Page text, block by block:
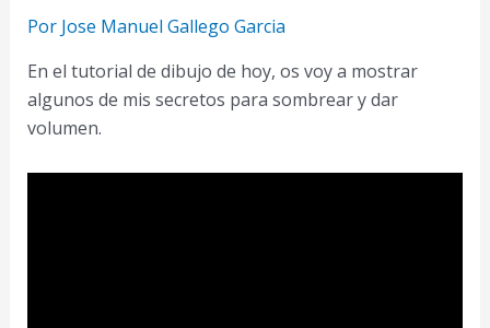
resuelvo
dudas
(1)
Por Jose Manuel Gallego Garcia
En el tutorial de dibujo de hoy, os voy a mostrar
algunos de mis secretos para sombrear y dar
volumen.